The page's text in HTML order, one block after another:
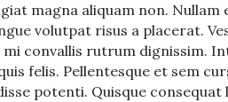
magna aliquam non. Nullam
volutpat risus a placerat.
convallis rutrum dignissim.
felis. Pellentesque et sem
potenti. Quisque consequat